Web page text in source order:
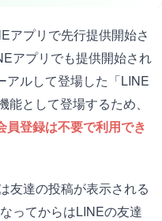
アプリで先行提供開始さ
アプリでも提供開始され
アルして登場した「LINE
として登場するため、
登録は不要で利用でき
友達の投稿が表示される
ってからはLINEの友達